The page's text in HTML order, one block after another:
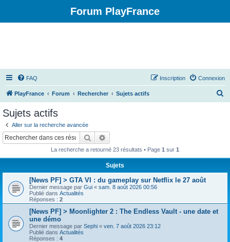
Forum PlayFrance
FAQ Connexion
Inscription
PlayFrance Forum Rechercher Sujets actifs
r
Sujets actifs
Aller sur la recherche avancée
Rechercher
La recherche a retourné 23 résultats • Page 1 sur 1
Sujets
[News PF] > GTA VI : du gameplay sur Netflix le 27 août
Dernier message par Gui « sam. 8 août 2026 00:56
Publié dans Actualités
Réponses : 2
[News PF] > Moonlighter 2 : The Endless Vault - une date et
une démo
Dernier message par Sephi « ven. 7 août 2026 23:12
Publié dans Actualités
Réponses : 4